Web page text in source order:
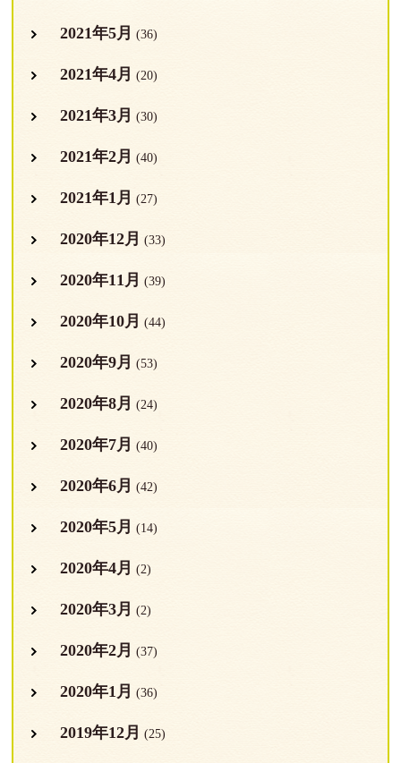
2021年5月 (36)
2021年4月 (20)
2021年3月 (30)
2021年2月 (40)
2021年1月 (27)
2020年12月 (33)
2020年11月 (39)
2020年10月 (44)
2020年9月 (53)
2020年8月 (24)
2020年7月 (40)
2020年6月 (42)
2020年5月 (14)
2020年4月 (2)
2020年3月 (2)
2020年2月 (37)
2020年1月 (36)
2019年12月 (25)